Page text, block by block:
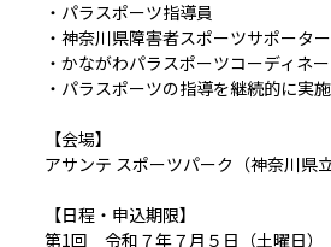
・パラスポーツ指導員
・神奈川県障害者スポーツサポーター
・かながわパラスポーツコーディネ
・パラスポーツの指導を継続的に実
【会場】
アサンテ スポーツパーク（神奈川県
【日程・申込期限】
第1回 令和７年７月５日（土曜日